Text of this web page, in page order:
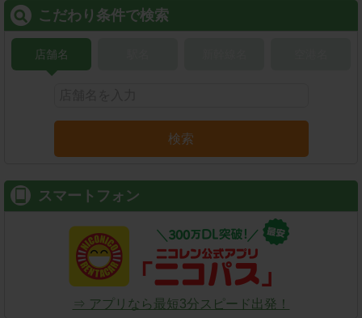
こだわり条件で検索
店舗名
検索
スマートフォン
⇒ アプリなら最短3分スピード出発！